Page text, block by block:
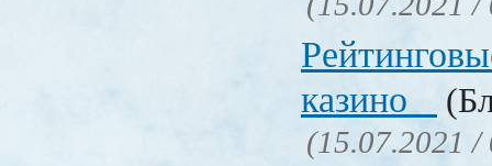
казино
(15.07.2021 /